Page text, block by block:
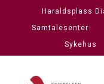
content
Haraldsplass
Samtalesenter
Sykehus